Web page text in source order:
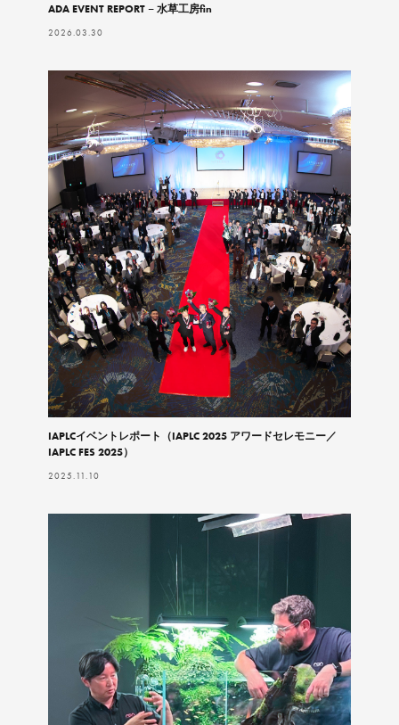
ADA EVENT REPORT – 水草工房fin
2026.03.30
IAPLCイベントレポート（IAPLC 2025 アワードセレモニー／
IAPLC FES 2025）
2025.11.10